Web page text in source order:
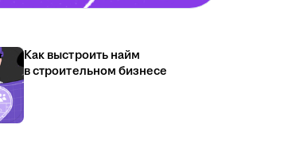
Как выстроить найм
в строительном бизнесе